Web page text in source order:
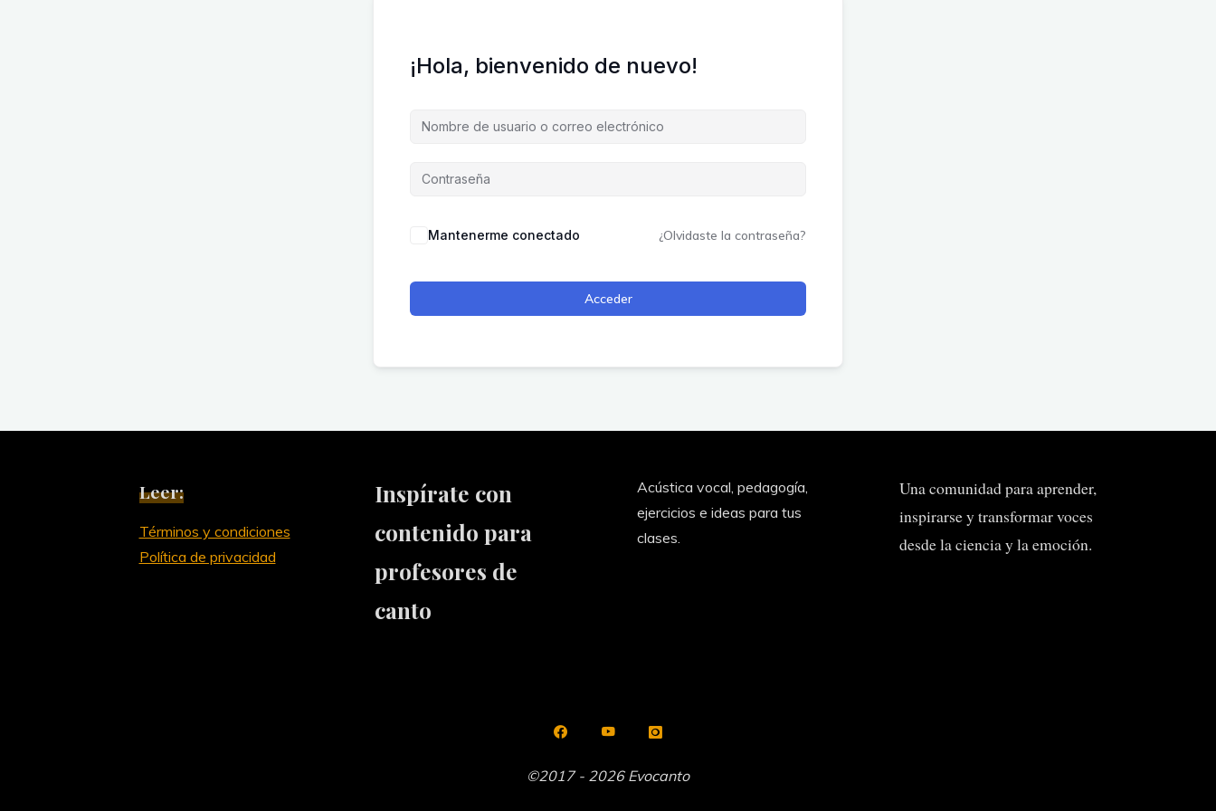
¡Hola, bienvenido de nuevo!
Mantenerme conectado ¿Olvidaste la contraseña?
Acceder
Leer:
Términos y condiciones
Política de privacidad
Inspírate con
contenido para
profesores de
canto
Acústica vocal, pedagogía,
ejercicios e ideas para tus
clases.
Una comunidad para aprender,
inspirarse y transformar voces
desde la ciencia y la emoción.
©2017 - 2026 Evocanto